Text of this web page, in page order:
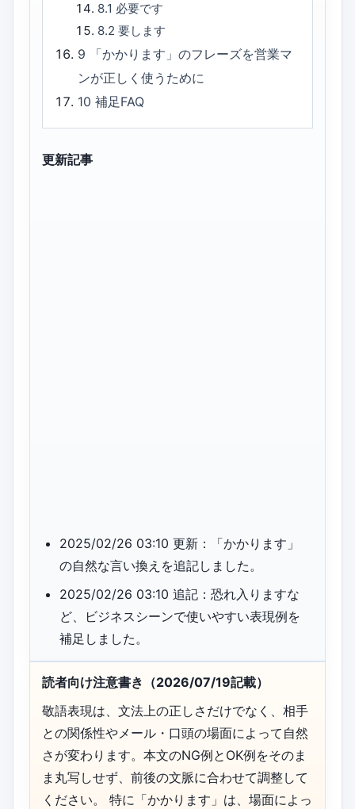
8.1 必要です
8.2 要します
9
「かかります」のフレーズを営業マ
ンが正しく使うために
10補足FAQ
更新記事
2025/02/26 03:10 更新：「かかります」
の自然な言い換えを追記しました。
2025/02/26 03:10 追記：恐れ入りますな
ど、ビジネスシーンで使いやすい表現例を
補足しました。
読者向け注意書き（2026/07/19記載）
敬語表現は、文法上の正しさだけでなく、相手
との関係性やメール・口頭の場面によって自然
さが変わります。本文のNG例とOK例をそのま
ま丸写しせず、前後の文脈に合わせて調整して
ください。 特に「かかります」は、場面によっ